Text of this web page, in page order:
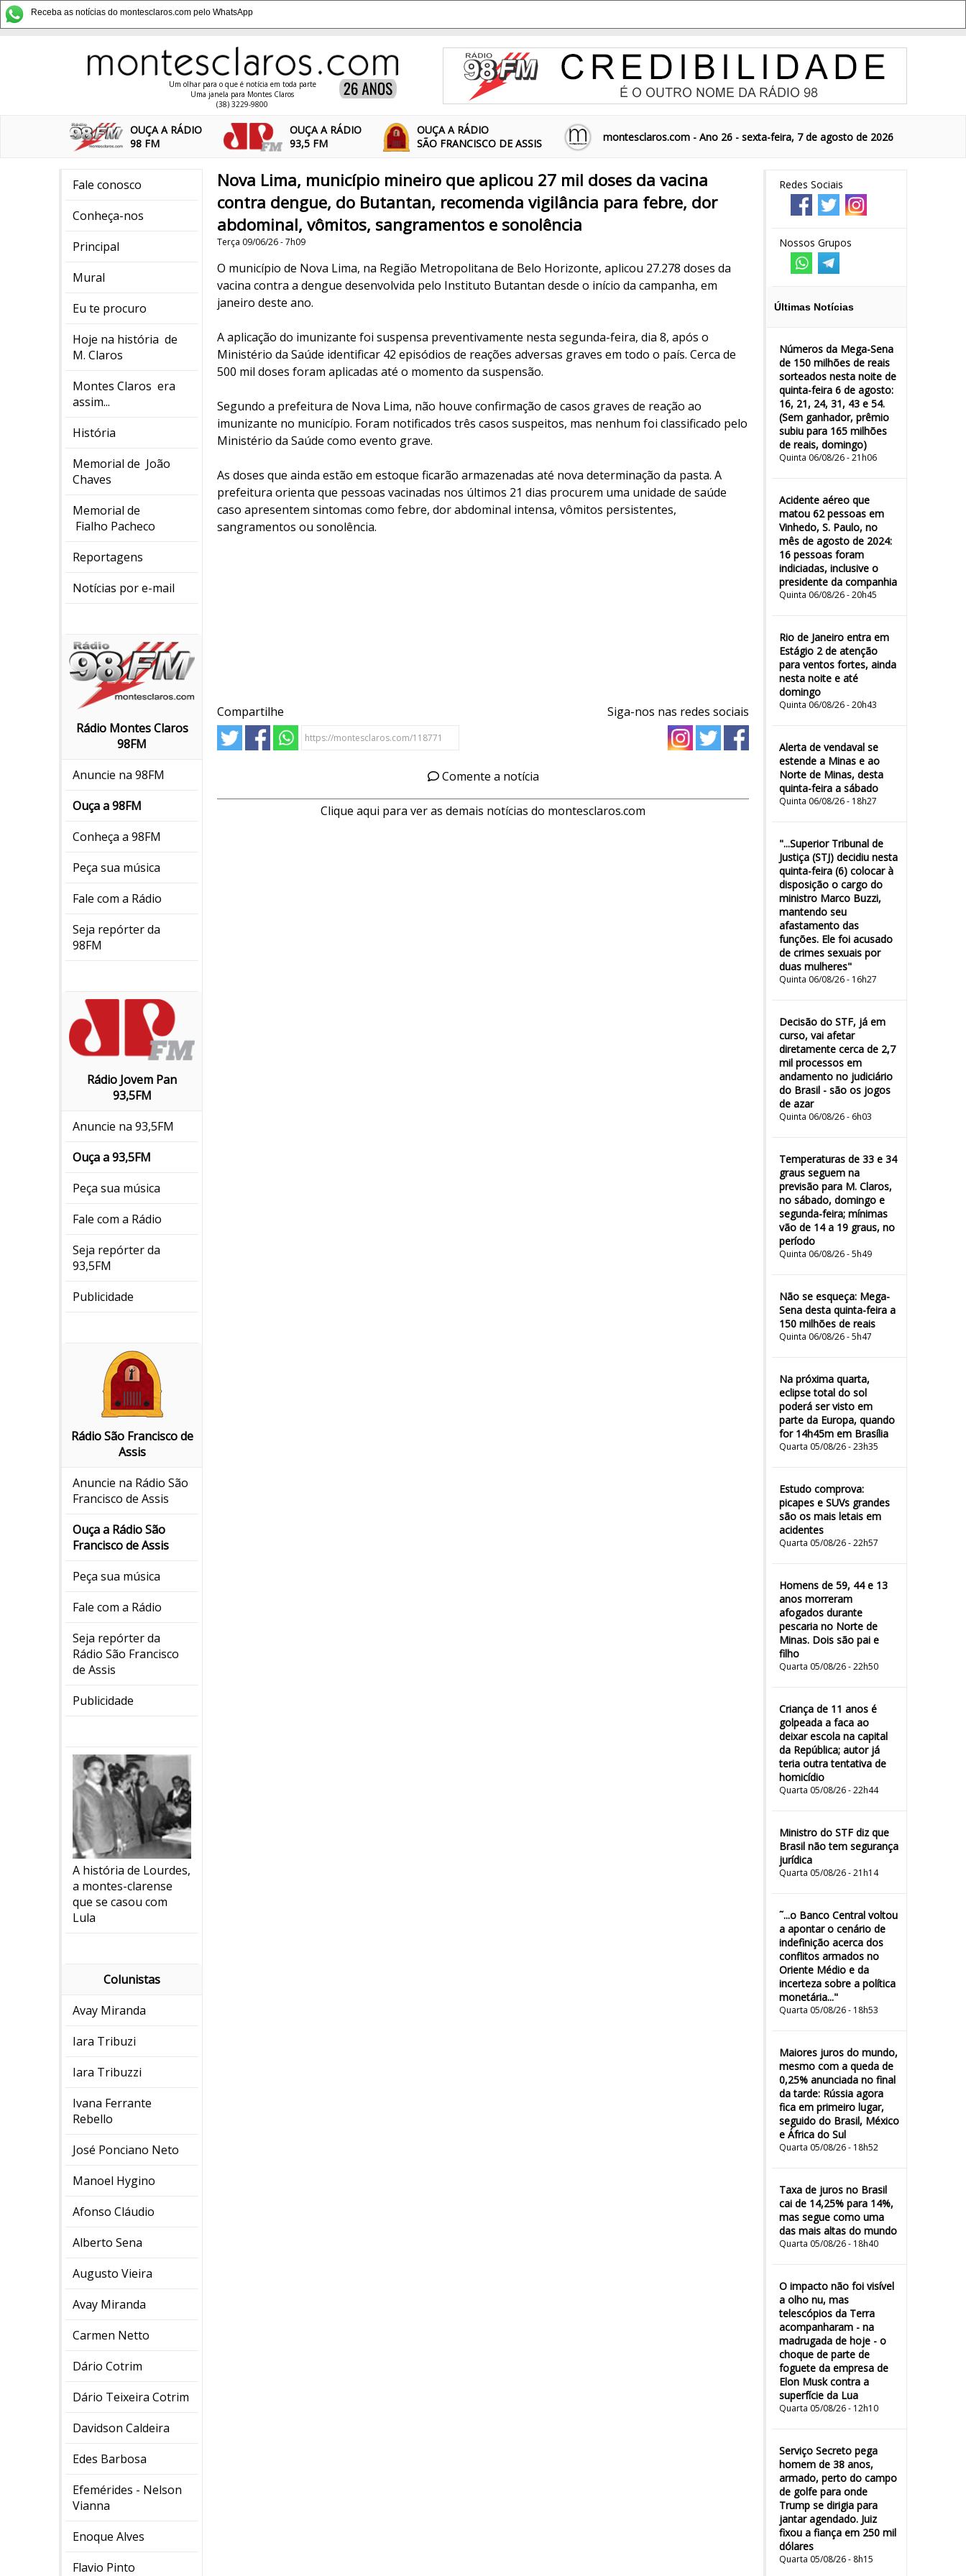
Receba as notícias do montesclaros.com pelo WhatsApp
Um olhar para o que é notícia em toda parte
Uma janela para Montes Claros
(38) 3229-9800
OUÇA A RÁDIO
98 FM
OUÇA A RÁDIO
93,5 FM
OUÇA A RÁDIO
SÃO FRANCISCO DE ASSIS
montesclaros.com - Ano 26 - sexta-feira, 7 de agosto de 2026
Fale conosco
Conheça-nos
Principal
Mural
Eu te procuro
Hoje na história de
M. Claros
Montes Claros era
assim...
História
Memorial de João
Chaves
Memorial de
Fialho Pacheco
Reportagens
Notícias por e-mail
Rádio Montes Claros
98FM
Anuncie na 98FM
Ouça a 98FM
Conheça a 98FM
Peça sua música
Fale com a Rádio
Seja repórter da
98FM
Rádio Jovem Pan
93,5FM
Anuncie na 93,5FM
Ouça a 93,5FM
Peça sua música
Fale com a Rádio
Seja repórter da
93,5FM
Publicidade
Rádio São Francisco de
Assis
Anuncie na Rádio São
Francisco de Assis
Ouça a Rádio São
Francisco de Assis
Peça sua música
Fale com a Rádio
Seja repórter da
Rádio São Francisco
de Assis
Publicidade
A história de Lourdes,
a montes-clarense
que se casou com
Lula
Colunistas
Avay Miranda
Iara Tribuzi
Iara Tribuzzi
Ivana Ferrante
Rebello
José Ponciano Neto
Manoel Hygino
Afonso Cláudio
Alberto Sena
Augusto Vieira
Avay Miranda
Carmen Netto
Dário Cotrim
Dário Teixeira Cotrim
Davidson Caldeira
Edes Barbosa
Efemérides - Nelson
Vianna
Enoque Alves
Flavio Pinto
Redes Sociais
Nossos Grupos
Últimas Notícias
Números da Mega-Sena
de 150 milhões de reais
sorteados nesta noite de
quinta-feira 6 de agosto:
16, 21, 24, 31, 43 e 54.
(Sem ganhador, prêmio
subiu para 165 milhões
de reais, domingo)
Quinta 06/08/26 - 21h06
Acidente aéreo que
matou 62 pessoas em
Vinhedo, S. Paulo, no
mês de agosto de 2024:
16 pessoas foram
indiciadas, inclusive o
presidente da companhia
Quinta 06/08/26 - 20h45
Rio de Janeiro entra em
Estágio 2 de atenção
para ventos fortes, ainda
nesta noite e até
domingo
Quinta 06/08/26 - 20h43
Alerta de vendaval se
estende a Minas e ao
Norte de Minas, desta
quinta-feira a sábado
Quinta 06/08/26 - 18h27
"...Superior Tribunal de
Justiça (STJ) decidiu nesta
quinta-feira (6) colocar à
disposição o cargo do
ministro Marco Buzzi,
mantendo seu
afastamento das
funções. Ele foi acusado
de crimes sexuais por
duas mulheres"
Quinta 06/08/26 - 16h27
Decisão do STF, já em
curso, vai afetar
diretamente cerca de 2,7
mil processos em
andamento no judiciário
do Brasil - são os jogos
de azar
Quinta 06/08/26 - 6h03
Temperaturas de 33 e 34
graus seguem na
previsão para M. Claros,
no sábado, domingo e
segunda-feira; mínimas
vão de 14 a 19 graus, no
período
Quinta 06/08/26 - 5h49
Não se esqueça: Mega-
Sena desta quinta-feira a
150 milhões de reais
Quinta 06/08/26 - 5h47
Na próxima quarta,
eclipse total do sol
poderá ser visto em
parte da Europa, quando
for 14h45m em Brasília
Quarta 05/08/26 - 23h35
Estudo comprova:
picapes e SUVs grandes
são os mais letais em
acidentes
Quarta 05/08/26 - 22h57
Homens de 59, 44 e 13
anos morreram
afogados durante
pescaria no Norte de
Minas. Dois são pai e
filho
Quarta 05/08/26 - 22h50
Criança de 11 anos é
golpeada a faca ao
deixar escola na capital
da República; autor já
teria outra tentativa de
homicídio
Quarta 05/08/26 - 22h44
Ministro do STF diz que
Brasil não tem segurança
jurídica
Quarta 05/08/26 - 21h14
˜...o Banco Central voltou
a apontar o cenário de
indefinição acerca dos
conflitos armados no
Oriente Médio e da
incerteza sobre a política
monetária..."
Quarta 05/08/26 - 18h53
Maiores juros do mundo,
mesmo com a queda de
0,25% anunciada no final
da tarde: Rússia agora
fica em primeiro lugar,
seguido do Brasil, México
e África do Sul
Quarta 05/08/26 - 18h52
Taxa de juros no Brasil
cai de 14,25% para 14%,
mas segue como uma
das mais altas do mundo
Quarta 05/08/26 - 18h40
O impacto não foi visível
a olho nu, mas
telescópios da Terra
acompanharam - na
madrugada de hoje - o
choque de parte de
foguete da empresa de
Elon Musk contra a
superfície da Lua
Quarta 05/08/26 - 12h10
Serviço Secreto pega
homem de 38 anos,
armado, perto do campo
de golfe para onde
Trump se dirigia para
jantar agendado. Juiz
fixou a fiança em 250 mil
dólares
Quarta 05/08/26 - 8h15
Nova Lima, município mineiro que aplicou 27 mil doses da vacina
contra dengue, do Butantan, recomenda vigilância para febre, dor
abdominal, vômitos, sangramentos e sonolência
Terça 09/06/26 - 7h09
O município de Nova Lima, na Região Metropolitana de Belo Horizonte, aplicou 27.278 doses da
vacina contra a dengue desenvolvida pelo Instituto Butantan desde o início da campanha, em
janeiro deste ano.
A aplicação do imunizante foi suspensa preventivamente nesta segunda-feira, dia 8, após o
Ministério da Saúde identificar 42 episódios de reações adversas graves em todo o país. Cerca de
500 mil doses foram aplicadas até o momento da suspensão.
Segundo a prefeitura de Nova Lima, não houve confirmação de casos graves de reação ao
imunizante no município. Foram notificados três casos suspeitos, mas nenhum foi classificado pelo
Ministério da Saúde como evento grave.
As doses que ainda estão em estoque ficarão armazenadas até nova determinação da pasta. A
prefeitura orienta que pessoas vacinadas nos últimos 21 dias procurem uma unidade de saúde
caso apresentem sintomas como febre, dor abdominal intensa, vômitos persistentes,
sangramentos ou sonolência.
Compartilhe Siga-nos nas redes sociais
Comente a notícia
Clique aqui para ver as demais notícias do montesclaros.com